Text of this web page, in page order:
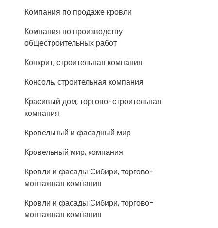
Компания по продаже кровли
Компания по производству
общестроительных работ
Конкрит, строительная компания
Консоль, строительная компания
Красивый дом, торгово-строительная
компания
Кровельный и фасадный мир
Кровельный мир, компания
Кровли и фасады Сибири, торгово-
монтажная компания
Кровли и фасады Сибири, торгово-
монтажная компания